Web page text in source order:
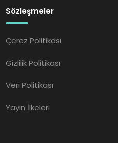
Sözleşmeler
Çerez Politikası
Gizlilik Politikası
Veri Politikası
Yayın İlkeleri